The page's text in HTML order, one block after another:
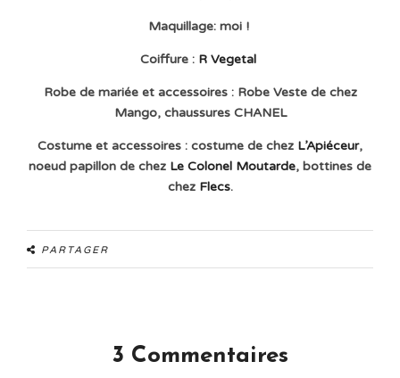
Maquillage: moi !
Coiffure : R Vegetal
Robe de mariée et accessoires :Robe Veste de chez
Mango, chaussures CHANEL
Costume et accessoires : costume de chez L’Apiéceur,
noeud papillon de chez Le Colonel Moutarde, bottines de
chez Flecs.
PARTAGER
3 Commentaires